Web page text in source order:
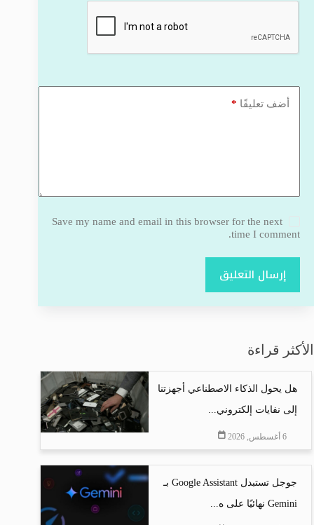
أضف تعليقًا *
Save my name and email in this browser for the next
time I comment.
إرسال التعليق
الأكثر قراءة
هل يحول الذكاء الاصطناعي أجهزتنا
إلى نفايات إلكتروني...
6 أغسطس, 2026
جوجل تستبدل Google Assistant بـ
Gemini نهائيًا على ه...